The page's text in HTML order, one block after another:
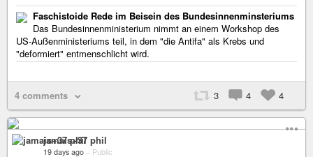
Faschistoide Rede im Beisein des Bundesinnenminsteriums
Das Bundesinnenministerium nimmt an einem Workshop des
US-Außenministeriums teil, in dem "die Antifa" als Krebs und
"deformiert" entmenschlicht wird.
4 comments 3 4 4
jamais+37 phil
19 days ago – Public